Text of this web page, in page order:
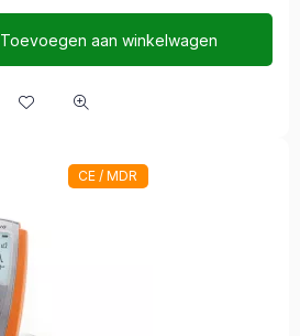
Toevoegen aan winkelwagen
CE / MDR